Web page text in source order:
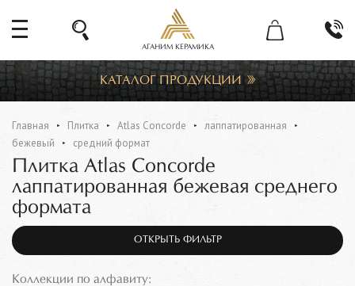
АГАНИМ КЕРАМИКА
КАТАЛОГ ПРОДУКЦИИ
Главная Плитка Atlas Concorde
лаппатированная
бежевый
средний формат
Плитка Atlas Concorde
лаппатированная бежевая среднего
формата
ОТКРЫТЬ ФИЛЬТР
Коллекции по алфавиту: